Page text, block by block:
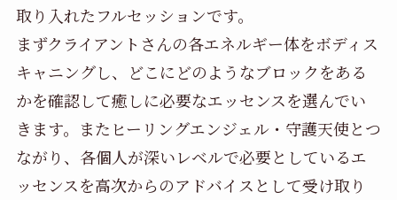
取り入れたフルセッションです。
まずクライアントさんの各エネルギー体をボディス
キャニングし、どこにどのようなブロックをある
かを確認して癒しに必要なエッセンスを選んでい
きます。またヒーリングエンジェル・守護天使とつ
ながり、各個人が深いレベルで必要としているエ
ッセンスを高次からのアドバイスとして受け取り